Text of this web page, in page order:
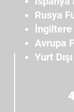
Rusya
İngiltere
Avrupa
Yurt